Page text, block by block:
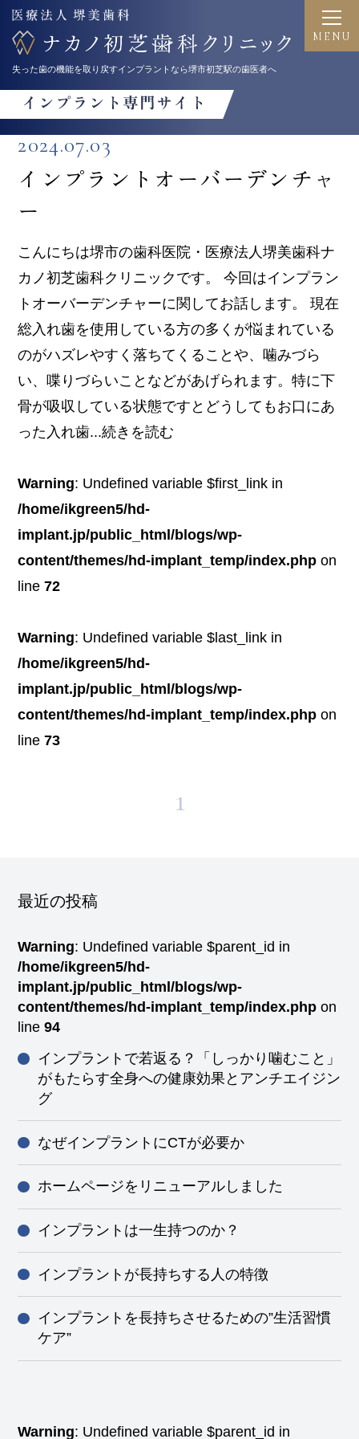
失った歯の機能を取り戻すインプラントなら堺市初芝駅の歯医者へ
2024.07.03
インプラントオーバーデンチャ
ー
こんにちは堺市の歯科医院・医療法人堺美歯科ナ
カノ初芝歯科クリニックです。 今回はインプラン
トオーバーデンチャーに関してお話します。 現在
総入れ歯を使用している方の多くが悩まれている
のがハズレやすく落ちてくることや、噛みづら
い、喋りづらいことなどがあげられます。特に下
骨が吸収している状態ですとどうしてもお口にあ
った入れ歯...続きを読む
Warning: Undefined variable $first_link in
/home/ikgreen5/hd-
implant.jp/public_html/blogs/wp-
content/themes/hd-implant_temp/index.php on
line72
Warning: Undefined variable $last_link in
/home/ikgreen5/hd-
implant.jp/public_html/blogs/wp-
content/themes/hd-implant_temp/index.php on
line73
1
最近の投稿
Warning: Undefined variable $parent_id in
/home/ikgreen5/hd-
implant.jp/public_html/blogs/wp-
content/themes/hd-implant_temp/index.php on
line94
インプラントで若返る？「しっかり噛むこと」
がもたらす全身への健康効果とアンチエイジン
グ
なぜインプラントにCTが必要か
ホームページをリニューアルしました
インプラントは一生持つのか？
インプラントが長持ちする人の特徴
インプラントを長持ちさせるための”生活習慣
ケア”
Warning: Undefined variable $parent_id in